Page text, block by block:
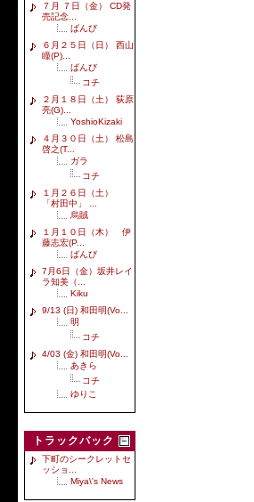
７月 ７日（金） CD発
売記念...
ばんび
６月２５日（日） 西山
瞳(P)...
ばんび
コチ
２月１８日（土） 荻原
亮(G)...
YoshioKizaki
４月３０日（土） 松島
啓之(T...
ガラ
コチ
１月２６日（土）
「村田中」 ...
烏賊
１月１０日（木） 伊
藤志宏(P...
ばんび
7月6日（金）坂井レイ
ラ知美（...
Kiku
9/13 (日) 和田明(Vo...
明
コチ
4/03 (金) 和田明(Vo...
あきら
コチ
ゆりこ
トラックバック
下町のシークレットセ
ッショ...
Miya\'s News